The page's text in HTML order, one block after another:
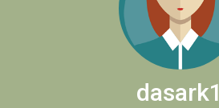
dasark1